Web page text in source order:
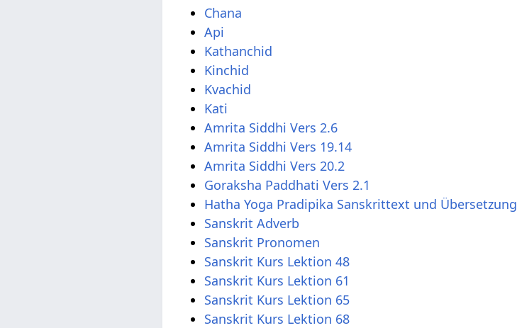
Chana
Api
Kathanchid
Kinchid
Kvachid
Kati
Amrita Siddhi Vers 2.6
Amrita Siddhi Vers 19.14
Amrita Siddhi Vers 20.2
Goraksha Paddhati Vers 2.1
Hatha Yoga Pradipika Sanskrittext und Übersetzung
Sanskrit Adverb
Sanskrit Pronomen
Sanskrit Kurs Lektion 48
Sanskrit Kurs Lektion 61
Sanskrit Kurs Lektion 65
Sanskrit Kurs Lektion 68